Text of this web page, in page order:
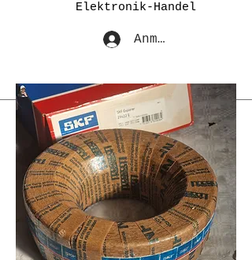
Elektronik-Handel
Anmelden